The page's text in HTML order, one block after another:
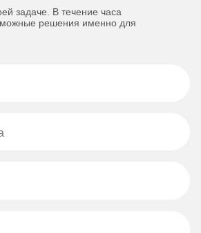
задаче. В течение часа
решения именно для